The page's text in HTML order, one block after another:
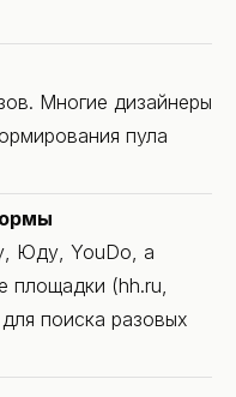
Многие дизайнеры
пула
Юду, YouDo, а
площадки (hh.ru,
поиска разовых